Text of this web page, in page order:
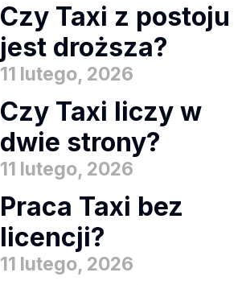
Czy Taxi z postoju
jest droższa?
11 lutego, 2026
Czy Taxi liczy w
dwie strony?
11 lutego, 2026
Praca Taxi bez
licencji?
11 lutego, 2026